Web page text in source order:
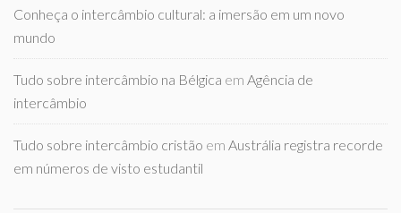
Conheça o intercâmbio cultural: a imersão em um novo
mundo
Tudo sobre intercâmbio na Bélgica em Agência de
intercâmbio
Tudo sobre intercâmbio cristão em Austrália registra recorde
em números de visto estudantil